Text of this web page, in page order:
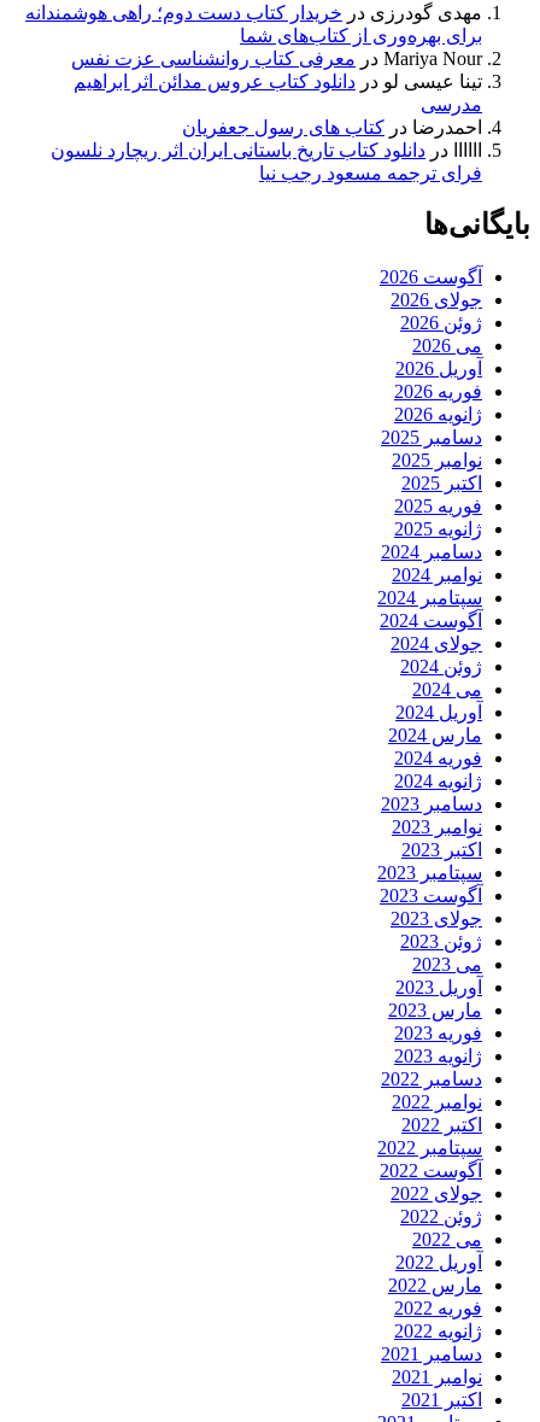
مهدی گودرزی در خریدار کتاب دست دوم؛ راهی هوشمندانه
برای بهره‌وری از کتاب‌های شما
Mariya Nour در معرفی کتاب روانشناسی عزت نفس
تینا عیسی لو در دانلود کتاب عروس مدائن اثر ابراهیم
مدرسی
احمدرضا در کتاب های رسول جعفریان
در دانلود کتاب تاریخ باستانی ایران اثر ریچارد نلسون
فرای ترجمه مسعود رجب نیا
بایگانی‌ها
آگوست 2026
جولای 2026
ژوئن 2026
می 2026
آوریل 2026
فوریه 2026
ژانویه 2026
دسامبر 2025
نوامبر 2025
اکتبر 2025
فوریه 2025
ژانویه 2025
دسامبر 2024
نوامبر 2024
سپتامبر 2024
آگوست 2024
جولای 2024
ژوئن 2024
می 2024
آوریل 2024
مارس 2024
فوریه 2024
ژانویه 2024
دسامبر 2023
نوامبر 2023
اکتبر 2023
سپتامبر 2023
آگوست 2023
جولای 2023
ژوئن 2023
می 2023
آوریل 2023
مارس 2023
فوریه 2023
ژانویه 2023
دسامبر 2022
نوامبر 2022
اکتبر 2022
سپتامبر 2022
آگوست 2022
جولای 2022
ژوئن 2022
می 2022
آوریل 2022
مارس 2022
فوریه 2022
ژانویه 2022
دسامبر 2021
نوامبر 2021
اکتبر 2021